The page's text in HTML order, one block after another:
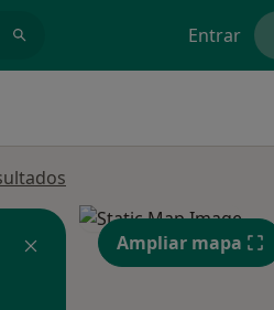
Entrar
Ampliar mapa